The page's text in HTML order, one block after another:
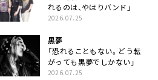
れるのは、やはりバンド」
2026.07.25
黒夢
「恐れることもない。どう転
がっても黒夢でしかない」
2026.07.25